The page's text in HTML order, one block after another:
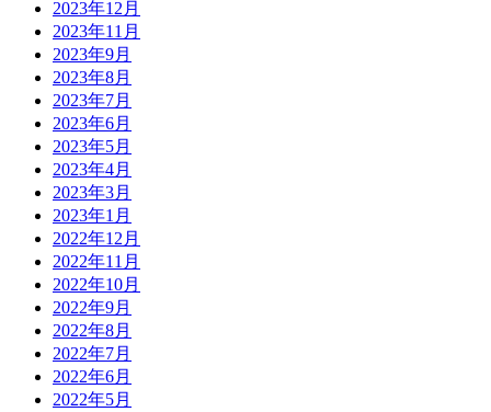
2023年12月
2023年11月
2023年9月
2023年8月
2023年7月
2023年6月
2023年5月
2023年4月
2023年3月
2023年1月
2022年12月
2022年11月
2022年10月
2022年9月
2022年8月
2022年7月
2022年6月
2022年5月